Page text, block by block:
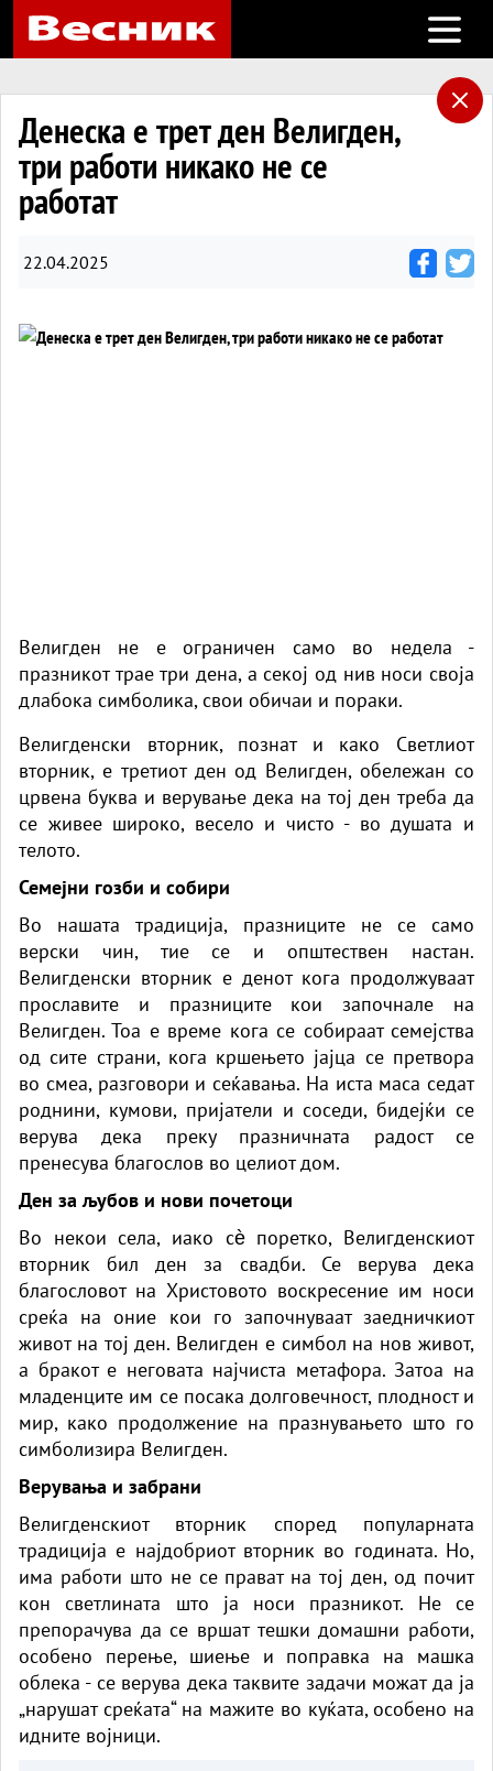
Open
Денеска е трет ден Велигден,
три работи никако не се
работат
22.04.2025
Велигден не е ограничен само во недела -
празникот трае три дена, а секој од нив носи своја
длабока симболика, свои обичаи и пораки.
Велигденски вторник, познат и како Светлиот
вторник, е третиот ден од Велигден, обележан со
црвена буква и верување дека на тој ден треба да
се живее широко, весело и чисто - во душата и
телото.
Семејни гозби и собири
Во нашата традиција, празниците не се само
верски чин, тие се и општествен настан.
Велигденски вторник е денот кога продолжуваат
прославите и празниците кои започнале на
Велигден. Тоа е време кога се собираат семејства
од сите страни, кога кршењето јајца се претвора
во смеа, разговори и сеќавања. На иста маса седат
роднини, кумови, пријатели и соседи, бидејќи се
верува дека преку празничната радост се
пренесува благослов во целиот дом.
Ден за љубов и нови почетоци
Во некои села, иако сѐ поретко, Велигденскиот
вторник бил ден за свадби. Се верува дека
благословот на Христовото воскресение им носи
среќа на оние кои го започнуваат заедничкиот
живот на тој ден. Велигден е симбол на нов живот,
а бракот е неговата најчиста метафора. Затоа на
младенците им се посака долговечност, плодност и
мир, како продолжение на празнувањето што го
симболизира Велигден.
Верувања и забрани
Велигденскиот вторник според популарната
традиција е најдобриот вторник во годината. Но,
има работи што не се прават на тој ден, од почит
кон светлината што ја носи празникот. Не се
препорачува да се вршат тешки домашни работи,
особено перење, шиење и поправка на машка
облека - се верува дека таквите задачи можат да ја
„нарушат среќата“ на мажите во куќата, особено на
идните војници.